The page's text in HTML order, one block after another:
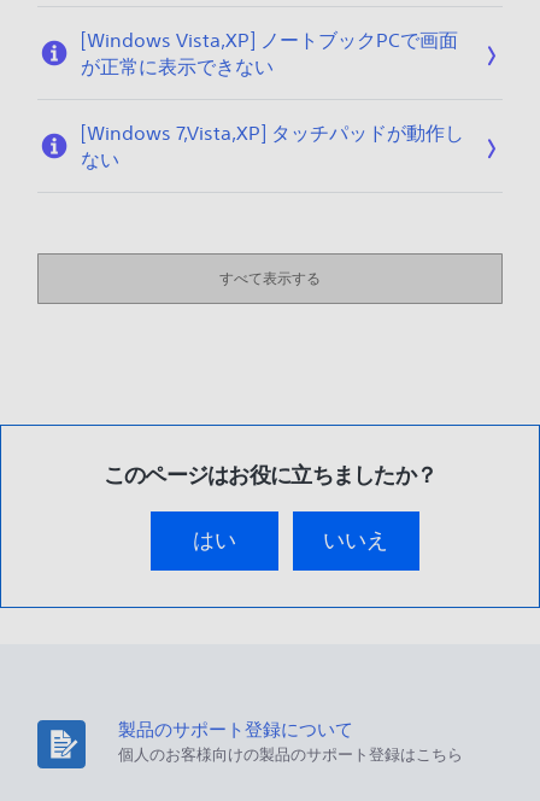
[Windows Vista,XP] ノートブックPCで画面
が正常に表示できない
[Windows 7,Vista,XP] タッチパッドが動作し
ない
すべて表示する
このページはお役に立ちましたか？
はい いいえ
製品のサポート登録について
個人のお客様向けの製品のサポート登録はこちら